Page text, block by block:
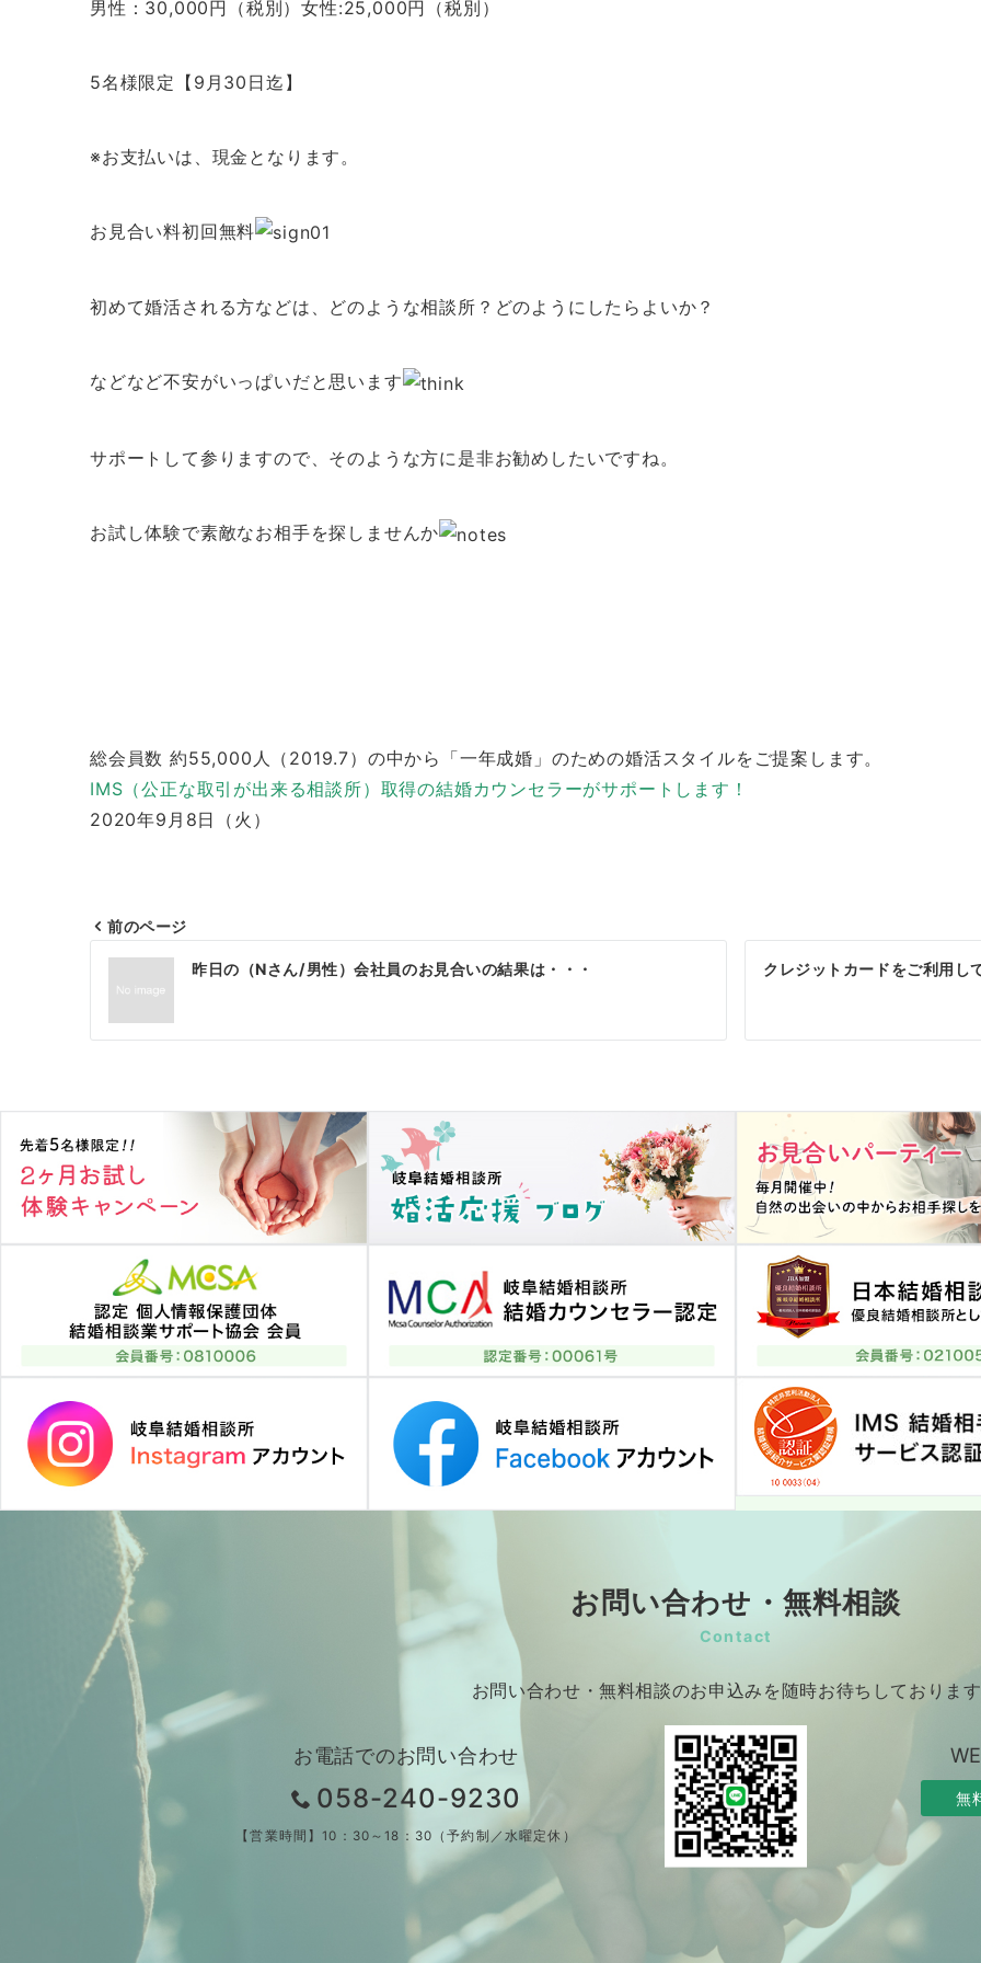
男性：30,000円（税別）女性:25,000円（税別）
5名様限定【9月30日迄】
※お支払いは、現金となります。
お見合い料初回無料
初めて婚活される方などは、どのような相談所？どのようにしたらよいか？
などなど不安がいっぱいだと思います
サポートして参りますので、そのような方に是非お勧めしたいですね。
お試し体験で素敵なお相手を探しませんか
総会員数 約55,000人（2019.7）の中から「一年成婚」のための婚活スタイルをご提案します。
IMS（公正な取引が出来る相談所）取得の結婚カウンセラーがサポートします！
2020年9月8日（火）
投
ナ
ゲ
ー
シ
ョ
ン
前のページ
昨日の（Nさん/男性）会社員のお見合いの結果は・・・ クレジットカードをご利用し
お問い合わせ・無料相談
Contact
お問い合わせ・無料相談のお申込みを随時お待ちしております
お電話でのお問い合わせ
058-240-9230
【営業時間】10：30～18：30（予約制／水曜定休）
無